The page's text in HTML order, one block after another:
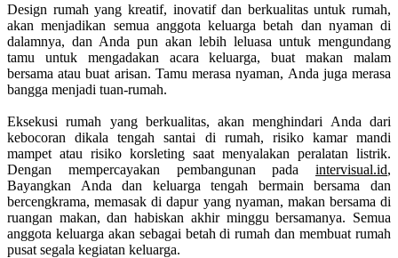
Design rumah yang kreatif, inovatif dan berkualitas untuk rumah,
akan menjadikan semua anggota keluarga betah dan nyaman di
dalamnya, dan Anda pun akan lebih leluasa untuk mengundang
tamu untuk mengadakan acara keluarga, buat makan malam
bersama atau buat arisan. Tamu merasa nyaman, Anda juga merasa
bangga menjadi tuan-rumah.
Eksekusi rumah yang berkualitas, akan menghindari Anda dari
kebocoran dikala tengah santai di rumah, risiko kamar mandi
mampet atau risiko korsleting saat menyalakan peralatan listrik.
Dengan mempercayakan pembangunan pada intervisual.id,
Bayangkan Anda dan keluarga tengah bermain bersama dan
bercengkrama, memasak di dapur yang nyaman, makan bersama di
ruangan makan, dan habiskan akhir minggu bersamanya. Semua
anggota keluarga akan sebagai betah di rumah dan membuat rumah
pusat segala kegiatan keluarga.